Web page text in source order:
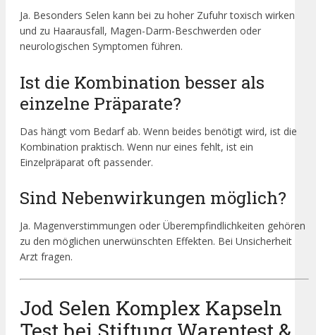
Ja. Besonders Selen kann bei zu hoher Zufuhr toxisch wirken
und zu Haarausfall, Magen-Darm-Beschwerden oder
neurologischen Symptomen führen.
Ist die Kombination besser als
einzelne Präparate?
Das hängt vom Bedarf ab. Wenn beides benötigt wird, ist die
Kombination praktisch. Wenn nur eines fehlt, ist ein
Einzelpräparat oft passender.
Sind Nebenwirkungen möglich?
Ja. Magenverstimmungen oder Überempfindlichkeiten gehören
zu den möglichen unerwünschten Effekten. Bei Unsicherheit
Arzt fragen.
Jod Selen Komplex Kapseln